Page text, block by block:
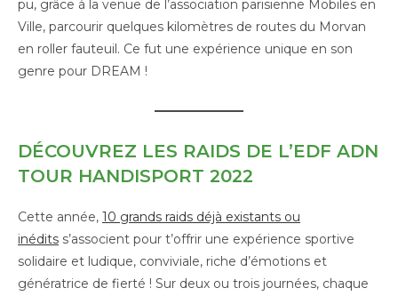
pu, grâce à la venue de l’association parisienne Mobiles en
Ville, parcourir quelques kilomètres de routes du Morvan
en roller fauteuil. Ce fut une expérience unique en son
genre pour DREAM !
DÉCOUVREZ LES RAIDS DE L’EDF ADN
TOUR HANDISPORT 2022
Cette année, 10 grands raids déjà existants ou
inédits s’associent pour t’offrir une expérience sportive
solidaire et ludique, conviviale, riche d’émotions et
génératrice de fierté ! Sur deux ou trois journées, chaque